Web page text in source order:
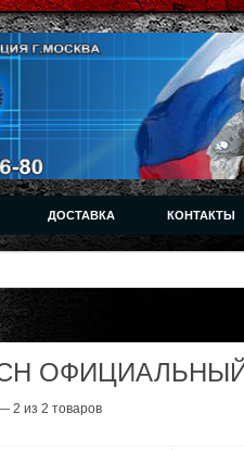
ДОСТАВКА КОНТАКТЫ
2 из 2 товаров